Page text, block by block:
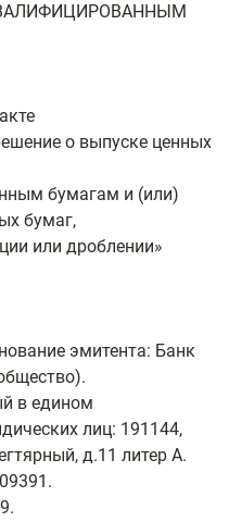
о выпуске ценных
бумагам и (или)
бумаг,
или дроблении»
эмитента: Банк
в едином
лиц: 191144,
д.11 литер А.